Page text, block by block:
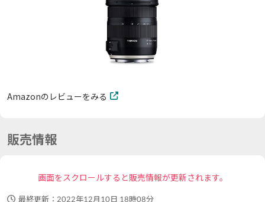
Amazonのレビューをみる
販売情報
画面をスクロールすると販売情報が更新されます。
最終更新： 2022年12月10日 18時08分